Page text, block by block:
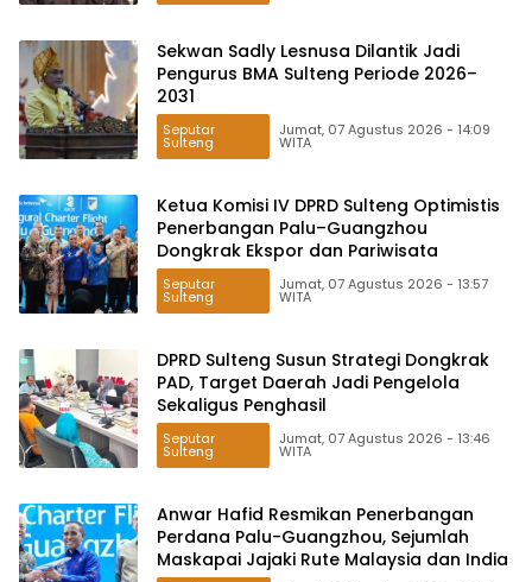
Sekwan Sadly Lesnusa Dilantik Jadi
Pengurus BMA Sulteng Periode 2026–
2031
Seputar
Sulteng
Jumat, 07 Agustus 2026 - 14:09
WITA
Ketua Komisi IV DPRD Sulteng Optimistis
Penerbangan Palu–Guangzhou
Dongkrak Ekspor dan Pariwisata
Seputar
Sulteng
Jumat, 07 Agustus 2026 - 13:57
WITA
DPRD Sulteng Susun Strategi Dongkrak
PAD, Target Daerah Jadi Pengelola
Sekaligus Penghasil
Seputar
Sulteng
Jumat, 07 Agustus 2026 - 13:46
WITA
Anwar Hafid Resmikan Penerbangan
Perdana Palu-Guangzhou, Sejumlah
Maskapai Jajaki Rute Malaysia dan India